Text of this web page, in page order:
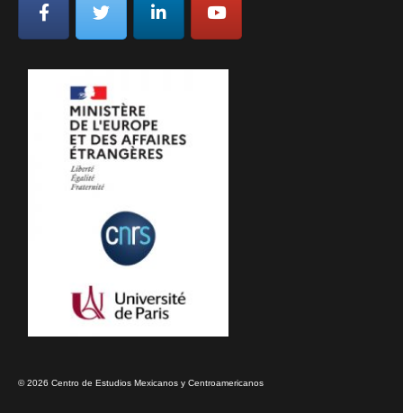
© 2026 Centro de Estudios Mexicanos y Centroamericanos